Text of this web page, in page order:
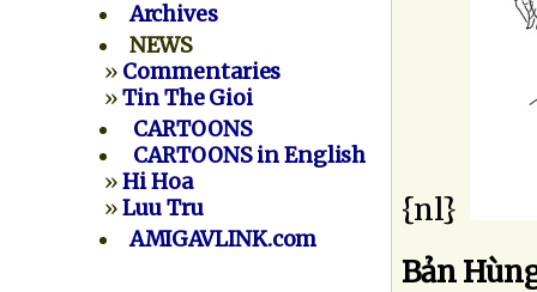
Archives
NEWS
» Commentaries
»Tin The Gioi
CARTOONS
CARTOONS in English
»Hi Hoa
»Luu Tru
AMIGAVLINK.com
{nl}
Bản